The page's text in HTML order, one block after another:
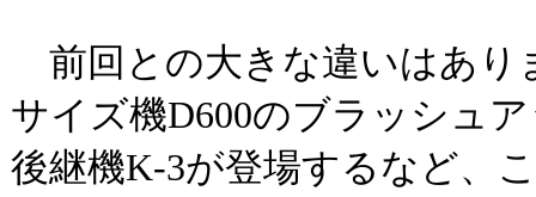
前回との大きな違いはあり
サイズ機D600のブラッシュ
後継機K-3が登場するなど、